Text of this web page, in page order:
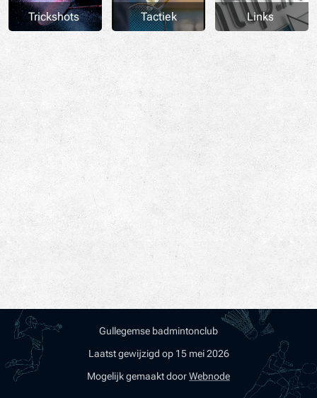
Trickshots Tactiek Links
Gullegemse badmintonclub
Laatst gewijzigd op 15 mei 2026
Mogelijk gemaakt doorWebnode